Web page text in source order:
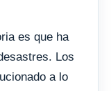
es que ha
Los
a lo